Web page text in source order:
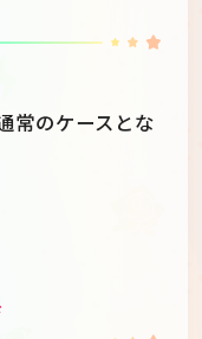
常のケースとな